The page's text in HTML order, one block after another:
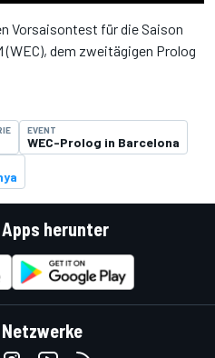
Vorsaisontest für die Saison
dem zweitägigen Prolog
EVENT
WEC-Prolog in Barcelona
herunter